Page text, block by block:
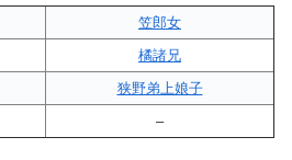
笠郎女
橘諸兄
狭野弟上娘子
–